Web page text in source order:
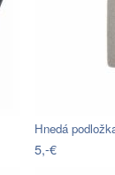
Hnedá
5,-€